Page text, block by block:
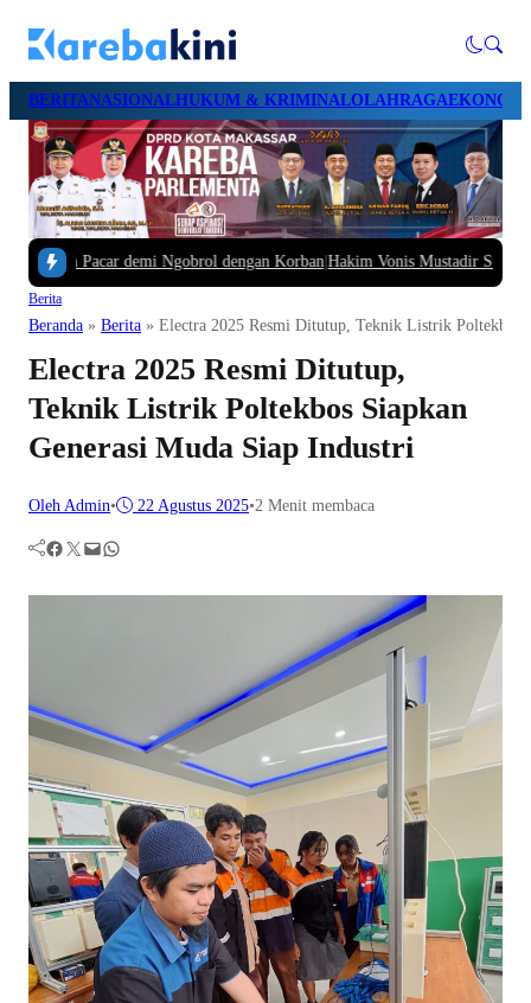
BERITANASIONALHUKUM & KRIMINALOLAHRAGA
Pacar demi Ngobrol dengan Korban |Hakim Vonis Mustadir Suami Fenny
Berita
Beranda » Berita » Electra 2025 Resmi Ditutup, Teknik Listrik Poltekbos
Electra 2025 Resmi Ditutup,
Teknik Listrik Poltekbos Siapkan
Generasi Muda Siap Industri
Oleh Admin• 22 Agustus 2025•2 Menit membaca
Facebook Twitter Mail WhatsApp